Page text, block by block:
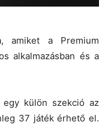
amiket a Premium
alkalmazásban és a
külön szekció az
37 játék érhető el.